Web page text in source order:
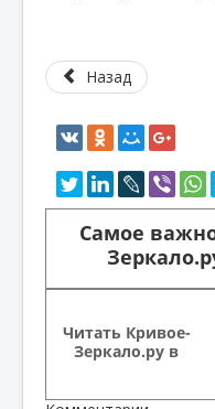
Назад
Самое
Читать Кривое-
Зеркало.ру в